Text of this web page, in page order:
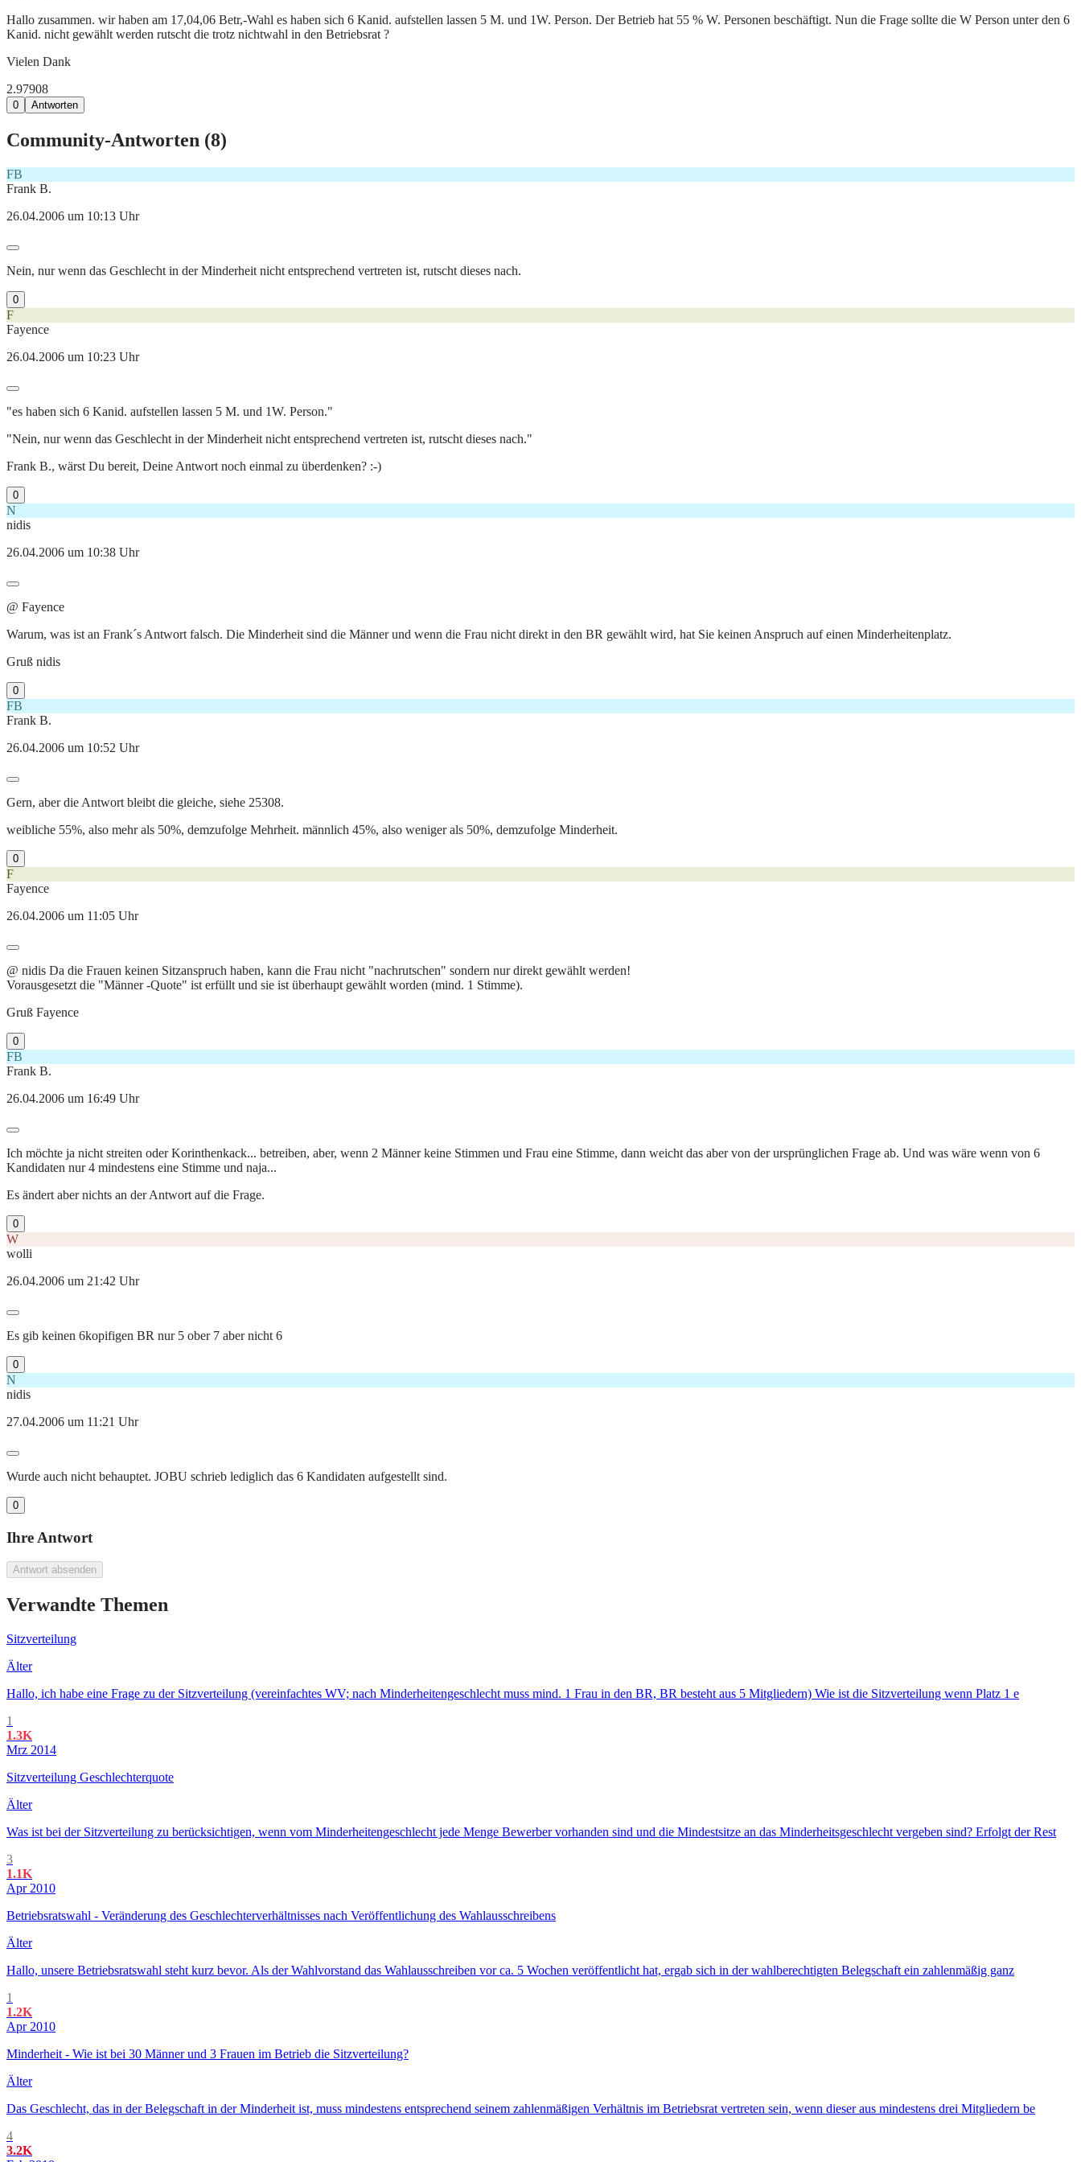
Hallo zusammen. wir haben am 17,04,06 Betr,-Wahl es haben sich 6 Kanid. aufstellen lassen 5 M. und 1W. Person. Der Betrieb hat 55 % W. Personen beschäftigt. Nun die Frage sollte die W Person unter den 6
Kanid. nicht gewählt werden rutscht die trotz nichtwahl in den Betriebsrat ?
Vielen Dank
2.97908
0 Antworten
Community-Antworten (8)
FB
Frank B.
26.04.2006 um 10:13 Uhr
Nein, nur wenn das Geschlecht in der Minderheit nicht entsprechend vertreten ist, rutscht dieses nach.
0
F
Fayence
26.04.2006 um 10:23 Uhr
"es haben sich 6 Kanid. aufstellen lassen 5 M. und 1W. Person."
"Nein, nur wenn das Geschlecht in der Minderheit nicht entsprechend vertreten ist, rutscht dieses nach."
Frank B., wärst Du bereit, Deine Antwort noch einmal zu überdenken? :-)
0
N
nidis
26.04.2006 um 10:38 Uhr
@ Fayence
Warum, was ist an Frank´s Antwort falsch. Die Minderheit sind die Männer und wenn die Frau nicht direkt in den BR gewählt wird, hat Sie keinen Anspruch auf einen Minderheitenplatz.
Gruß nidis
0
FB
Frank B.
26.04.2006 um 10:52 Uhr
Gern, aber die Antwort bleibt die gleiche, siehe 25308.
weibliche 55%, also mehr als 50%, demzufolge Mehrheit. männlich 45%, also weniger als 50%, demzufolge Minderheit.
0
F
Fayence
26.04.2006 um 11:05 Uhr
@ nidis Da die Frauen keinen Sitzanspruch haben, kann die Frau nicht "nachrutschen" sondern nur direkt gewählt werden!
Vorausgesetzt die "Männer -Quote" ist erfüllt und sie ist überhaupt gewählt worden (mind. 1 Stimme).
Gruß Fayence
0
FB
Frank B.
26.04.2006 um 16:49 Uhr
Ich möchte ja nicht streiten oder Korinthenkack... betreiben, aber, wenn 2 Männer keine Stimmen und Frau eine Stimme, dann weicht das aber von der ursprünglichen Frage ab. Und was wäre wenn von 6
Kandidaten nur 4 mindestens eine Stimme und naja...
Es ändert aber nichts an der Antwort auf die Frage.
0
W
wolli
26.04.2006 um 21:42 Uhr
Es gib keinen 6kopifigen BR nur 5 ober 7 aber nicht 6
0
N
nidis
27.04.2006 um 11:21 Uhr
Wurde auch nicht behauptet. JOBU schrieb lediglich das 6 Kandidaten aufgestellt sind.
0
Ihre Antwort
Antwort absenden
Verwandte Themen
Sitzverteilung
Älter
Hallo, ich habe eine Frage zu der Sitzverteilung (vereinfachtes WV; nach Minderheitengeschlecht muss mind. 1 Frau in den BR, BR besteht aus 5 Mitgliedern) Wie ist die Sitzverteilung wenn Platz 1 e
1
1.3K
Mrz 2014
Sitzverteilung Geschlechterquote
Älter
Was ist bei der Sitzverteilung zu berücksichtigen, wenn vom Minderheitengeschlecht jede Menge Bewerber vorhanden sind und die Mindestsitze an das Minderheitsgeschlecht vergeben sind? Erfolgt der Rest
3
1.1K
Apr 2010
Betriebsratswahl - Veränderung des Geschlechterverhältnisses nach Veröffentlichung des Wahlausschreibens
Älter
Hallo, unsere Betriebsratswahl steht kurz bevor. Als der Wahlvorstand das Wahlausschreiben vor ca. 5 Wochen veröffentlicht hat, ergab sich in der wahlberechtigten Belegschaft ein zahlenmäßig ganz
1
1.2K
Apr 2010
Minderheit - Wie ist bei 30 Männer und 3 Frauen im Betrieb die Sitzverteilung?
Älter
Das Geschlecht, das in der Belegschaft in der Minderheit ist, muss mindestens entsprechend seinem zahlenmäßigen Verhältnis im Betriebsrat vertreten sein, wenn dieser aus mindestens drei Mitgliedern be
4
3.2K